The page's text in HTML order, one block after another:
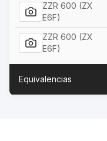
ZZR 600 (ZX
E6F)
ZZR 600 (ZX
E6F)
Equivalencias